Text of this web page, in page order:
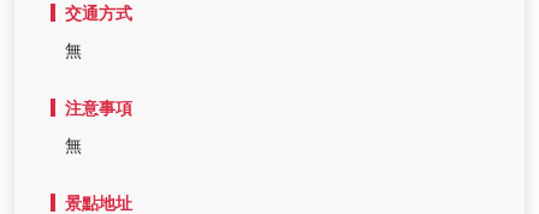
交通方式
無
注意事項
無
景點地址